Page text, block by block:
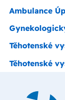
Ambulance
Těhotenské
Těhotenské